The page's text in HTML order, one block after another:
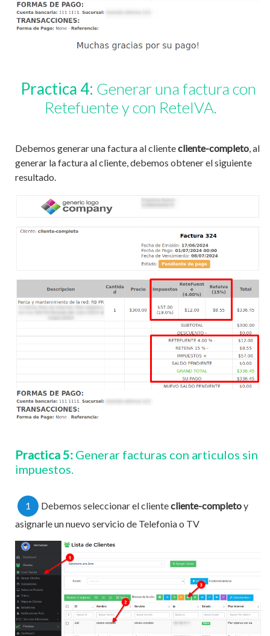
Practica 4: Generar una factura con
Retefuente y con ReteIVA.
Debemos generar una factura al clientecliente-completo, al
generar la factura al cliente, debemos obtener el siguiente
resultado.
Practica 5: Generar facturas con articulos sin
impuestos.
1 Debemos seleccionar el clientecliente-completoy
asignarle un nuevo servicio de Telefonia o TV